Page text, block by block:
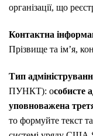
організації, що
Контактна
Прізвище та ім’я,
Тип
ПУНКТ): особисте
уповноважена
то формуйте текст